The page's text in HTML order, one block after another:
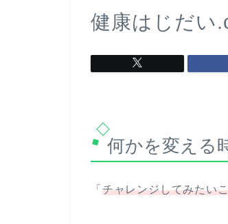
健康はじだい
何かを変える
「 チャレンジしてみたい